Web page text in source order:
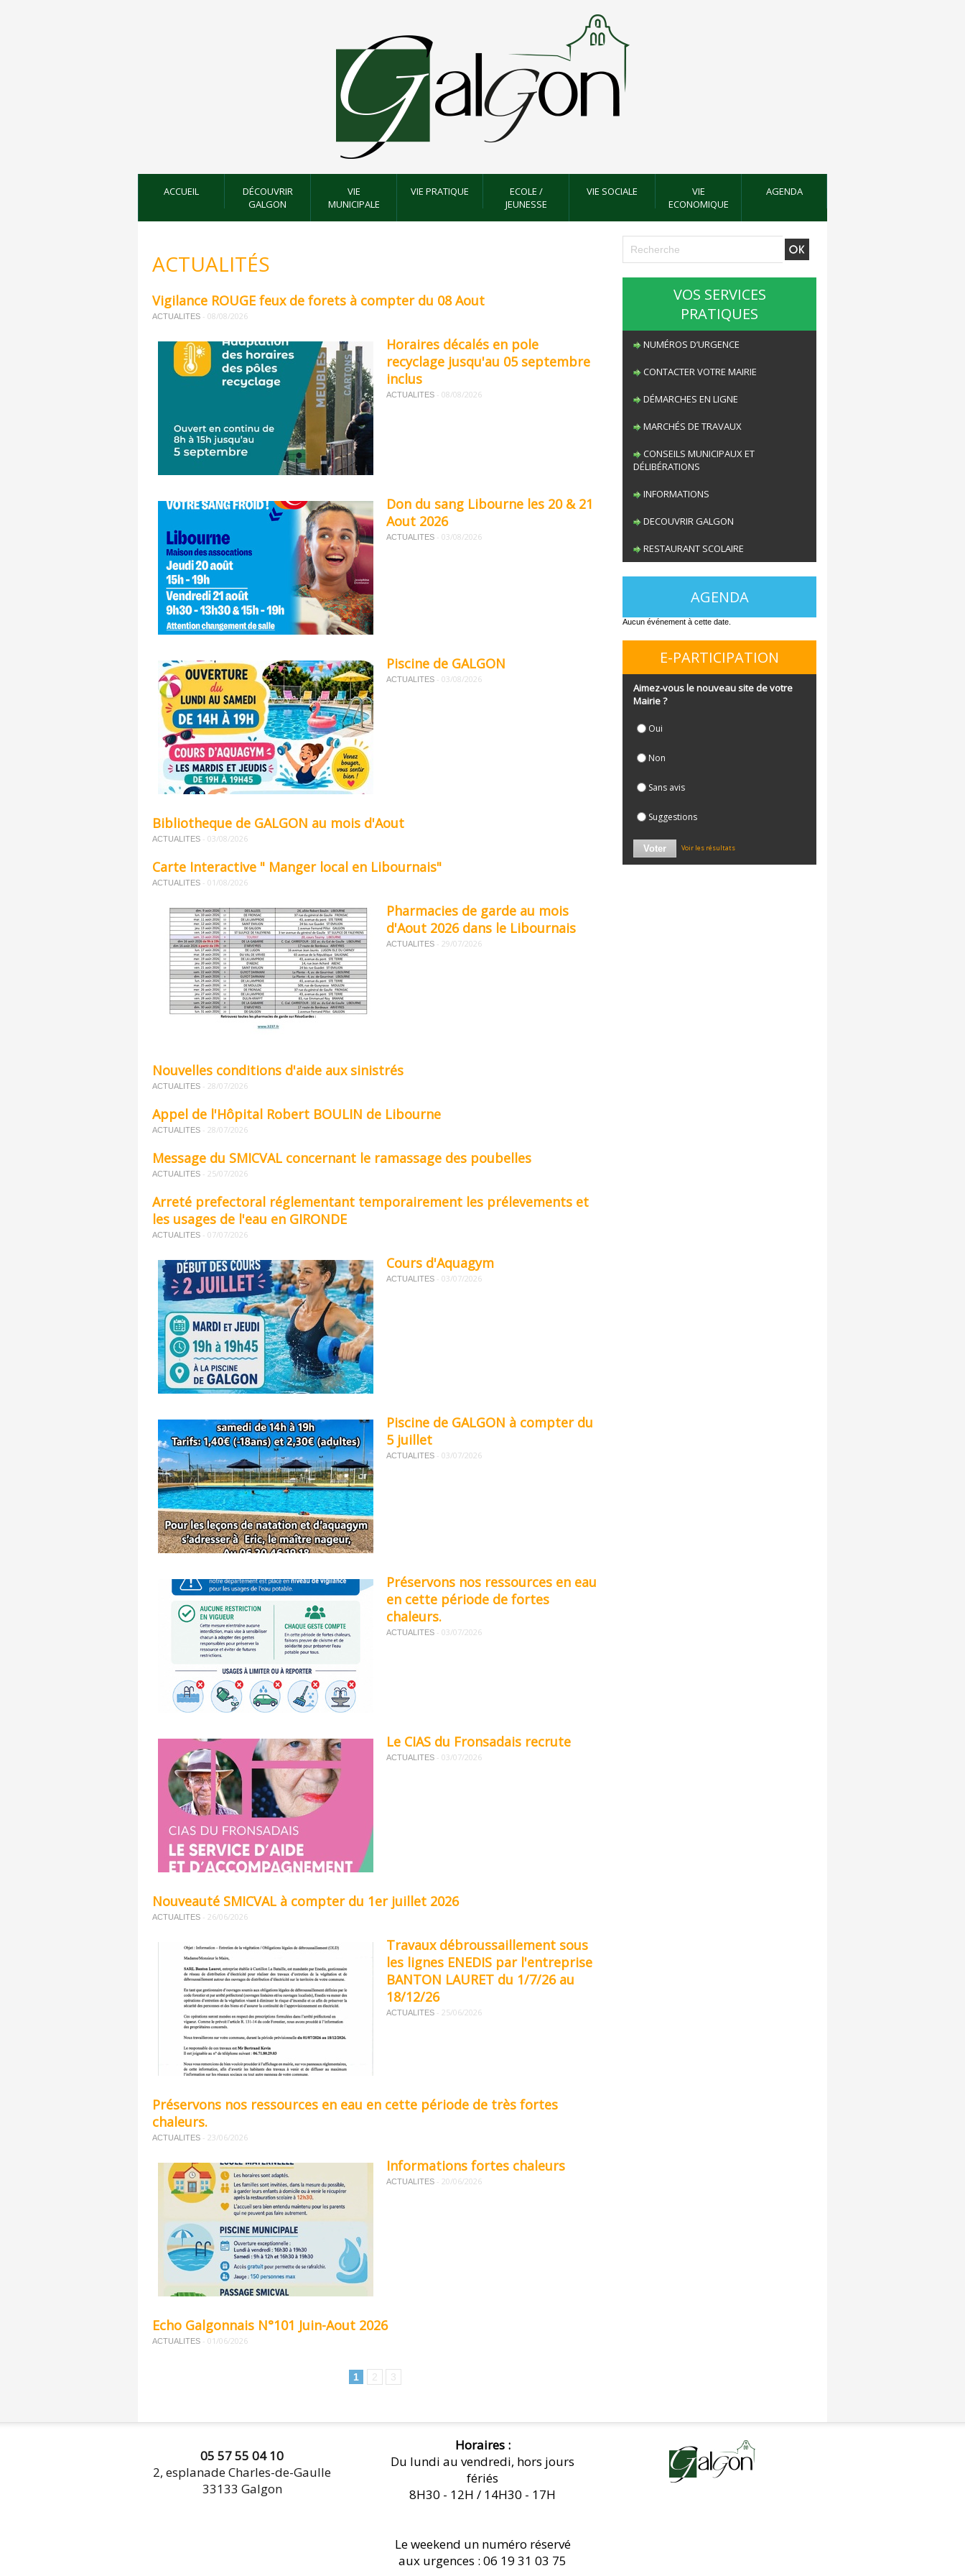
ACCUEIL
DÉCOUVRIR
GALGON
VIE
MUNICIPALE
VIE PRATIQUE
ECOLE /
JEUNESSE
VIE SOCIALE
VIE
ECONOMIQUE
AGENDA
ACTUALITÉS
Vigilance ROUGE feux de forets à compter du 08 Aout
ACTUALITES - 08/08/2026
Horaires décalés en pole
recyclage jusqu'au 05 septembre
inclus
ACTUALITES - 08/08/2026
Don du sang Libourne les 20 & 21
Aout 2026
ACTUALITES - 03/08/2026
Piscine de GALGON
ACTUALITES - 03/08/2026
Bibliotheque de GALGON au mois d'Aout
ACTUALITES - 03/08/2026
Carte Interactive " Manger local en Libournais"
ACTUALITES - 01/08/2026
Pharmacies de garde au mois
d'Aout 2026 dans le Libournais
ACTUALITES - 29/07/2026
Nouvelles conditions d'aide aux sinistrés
ACTUALITES - 28/07/2026
Appel de l'Hôpital Robert BOULIN de Libourne
ACTUALITES - 28/07/2026
Message du SMICVAL concernant le ramassage des poubelles
ACTUALITES - 25/07/2026
Arreté prefectoral réglementant temporairement les prélevements et
les usages de l'eau en GIRONDE
ACTUALITES - 07/07/2026
Cours d'Aquagym
ACTUALITES - 03/07/2026
Piscine de GALGON à compter du
5 juillet
ACTUALITES - 03/07/2026
Préservons nos ressources en eau
en cette période de fortes
chaleurs.
ACTUALITES - 03/07/2026
Le CIAS du Fronsadais recrute
ACTUALITES - 03/07/2026
Nouveauté SMICVAL à compter du 1er juillet 2026
ACTUALITES - 26/06/2026
Travaux débroussaillement sous
les lignes ENEDIS par l'entreprise
BANTON LAURET du 1/7/26 au
18/12/26
ACTUALITES - 25/06/2026
Préservons nos ressources en eau en cette période de très fortes
chaleurs.
ACTUALITES - 23/06/2026
Informations fortes chaleurs
ACTUALITES - 20/06/2026
Echo Galgonnais N°101 Juin-Aout 2026
ACTUALITES - 01/06/2026
1 2 3
VOS SERVICES
PRATIQUES
NUMÉROS D’URGENCE
CONTACTER VOTRE MAIRIE
DÉMARCHES EN LIGNE
MARCHÉS DE TRAVAUX
CONSEILS MUNICIPAUX ET
DÉLIBÉRATIONS
INFORMATIONS
DECOUVRIR GALGON
RESTAURANT SCOLAIRE
AGENDA
Aucun événement à cette date.
E-PARTICIPATION
Aimez-vous le nouveau site de votre
Mairie ?
Oui
Non
Sans avis
Suggestions
Voir les résultats
05 57 55 04 10
2, esplanade Charles-de-Gaulle
33133 Galgon
Horaires :
Du lundi au vendredi, hors jours
fériés
8H30 - 12H / 14H30 - 17H
Le weekend un numéro réservé
aux urgences : 06 19 31 03 75